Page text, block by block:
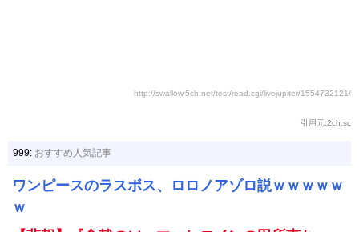
http://swallow.5ch.net/test/read.cgi/livejupiter/1554732121/
引用元:2ch.sc
999: おすすめ人気記事
ワンピースのラスボス、ロロノアゾロ説ｗｗｗｗｗ
ｗ